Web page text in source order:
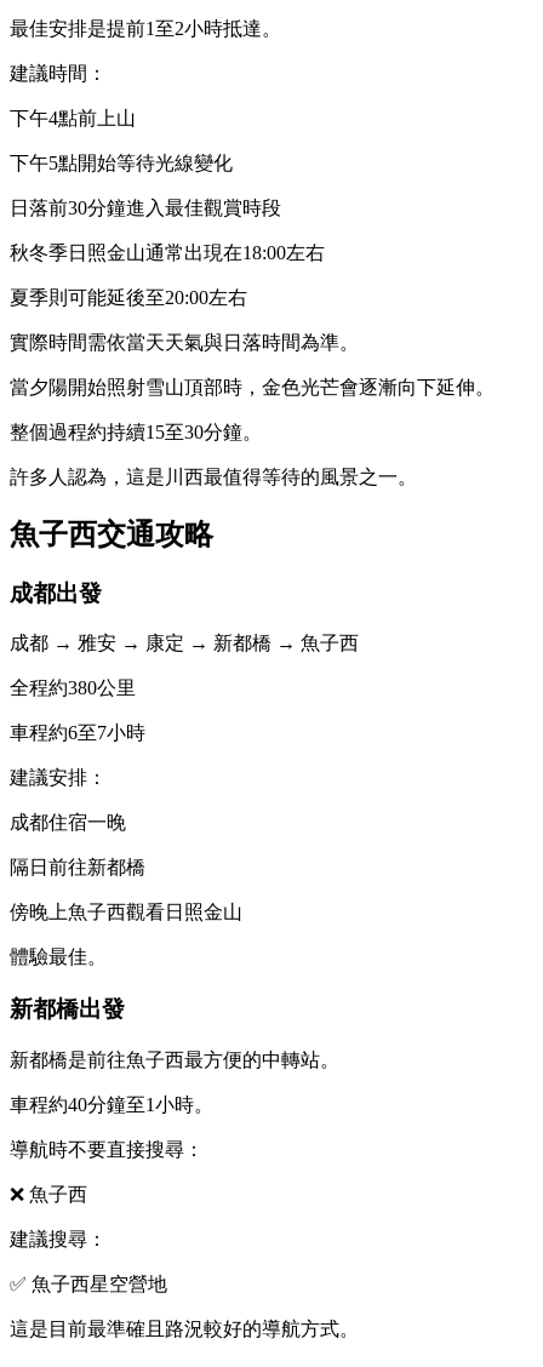
最佳安排是提前1至2小時抵達。
建議時間：
下午4點前上山
下午5點開始等待光線變化
日落前30分鐘進入最佳觀賞時段
秋冬季日照金山通常出現在18:00左右
夏季則可能延後至20:00左右
實際時間需依當天天氣與日落時間為準。
當夕陽開始照射雪山頂部時，金色光芒會逐漸向下延伸。
整個過程約持續15至30分鐘。
許多人認為，這是川西最值得等待的風景之一。
魚子西交通攻略
成都出發
成都 → 雅安 → 康定 → 新都橋 → 魚子西
全程約380公里
車程約6至7小時
建議安排：
成都住宿一晚
隔日前往新都橋
傍晚上魚子西觀看日照金山
體驗最佳。
新都橋出發
新都橋是前往魚子西最方便的中轉站。
車程約40分鐘至1小時。
導航時不要直接搜尋：
❌ 魚子西
建議搜尋：
✅ 魚子西星空營地
這是目前最準確且路況較好的導航方式。